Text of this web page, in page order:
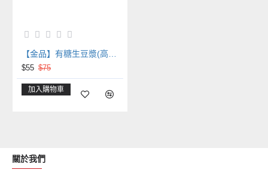
$55 $75
加入購物車
關於我們